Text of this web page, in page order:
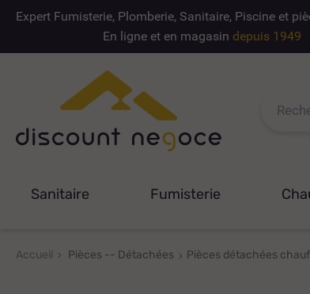
Expert Fumisterie, Plomberie, Sanitaire, Piscine et
En ligne et en magasin depuis 1949
Sanitaire Fumisterie
Accueil Pièces -- Détachées Pièces détachées